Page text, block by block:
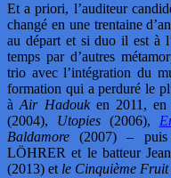
Et a priori, l’auditeur
changé en une trentaine
au départ et si duo il est à
temps par d’autres
trio avec l’intégration du
formation qui a perduré le
àAir Hadouken 2011, en
(2004), Utopies(2006),
Baldamore (2007) – puis
LÖHRER et le batteur
(2013) et le Cinquième Fruit